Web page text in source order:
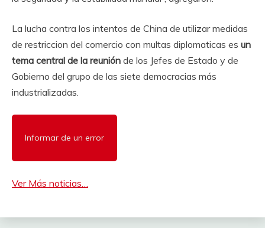
La lucha contra los intentos de China de utilizar medidas
de restriccion del comercio con multas diplomaticas es un
tema central de la reunión de los Jefes de Estado y de
Gobierno del grupo de las siete democracias más
industrializadas.
Informar de un error
Ver Más noticias…